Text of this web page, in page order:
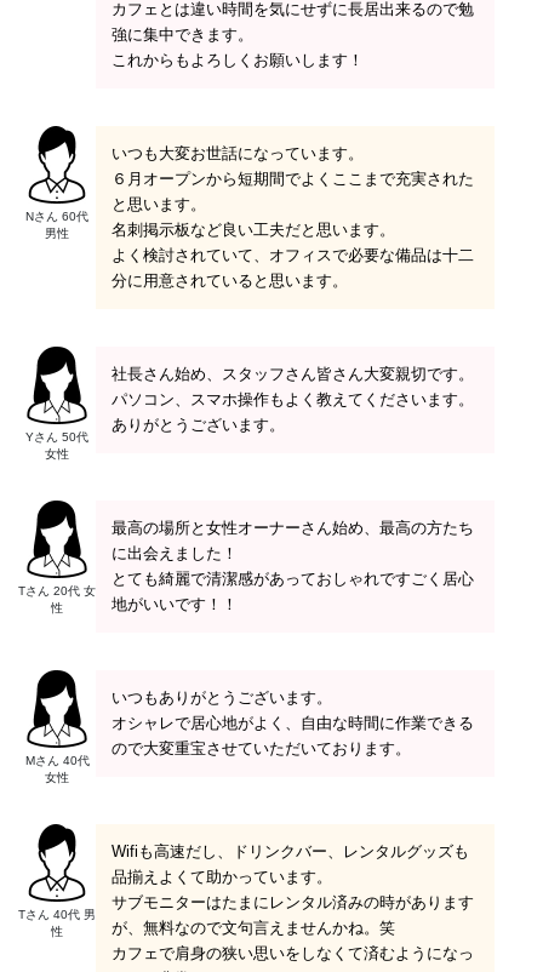
カフェとは違い時間を気にせずに長居出来るので勉
強に集中できます。
これからもよろしくお願いします！
Nさん 60代
男性
いつも大変お世話になっています。
６月オープンから短期間でよくここまで充実された
と思います。
名刺掲示板など良い工夫だと思います。
よく検討されていて、オフィスで必要な備品は十二
分に用意されていると思います。
Yさん 50代
女性
社長さん始め、スタッフさん皆さん大変親切です。
パソコン、スマホ操作もよく教えてくださいます。
ありがとうございます。
Tさん 20代 女
性
最高の場所と女性オーナーさん始め、最高の方たち
に出会えました！
とても綺麗で清潔感があっておしゃれですごく居心
地がいいです！！
Mさん 40代
女性
いつもありがとうございます。
オシャレで居心地がよく、自由な時間に作業できる
ので大変重宝させていただいております。
Tさん 40代 男
性
Wifiも高速だし、ドリンクバー、レンタルグッズも
品揃えよくて助かっています。
サブモニターはたまにレンタル済みの時があります
が、無料なので文句言えませんかね。笑
カフェで肩身の狭い思いをしなくて済むようになっ